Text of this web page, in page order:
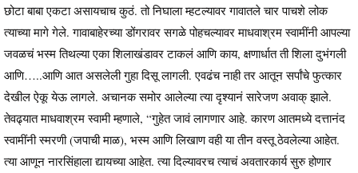
छोटा बाबा एकटा असायचाच कुठं. तो निघाला म्हटल्यावर गावातले चार पाचशे लोक
त्याच्या मागे गेले. गावाबाहेरच्या डोंगरावर सगळे पोहचल्यावर माधवाश्रम स्वामींनी आपल्या
जवळचं भस्म तिथल्या एका शिलाखंडावर टाकलं आणि काय, क्षणार्धात ती शिला दुभंगली
आणि…..आणि आत असलेली गुहा दिसू लागली. एवढंच नाही तर आतून सर्पांचे फुत्कार
देखील ऐकू येऊ लागले. अचानक समोर आलेल्या त्या दृश्यानं सारेजण अवाक् झाले.
तेवढ्यात माधवाश्रम स्वामी म्हणाले, “गुहेत जावं लागणार आहे. कारण आतमध्ये दत्तानंद
स्वामींनी स्मरणी (जपाची माळ), भस्म आणि लिखाण वही या तीन वस्तू ठेवलेल्या आहेत.
त्या आणून नारसिंहाला द्यायच्या आहेत. त्या दिल्यावरच त्याचं अवतारकार्य सुरु होणार